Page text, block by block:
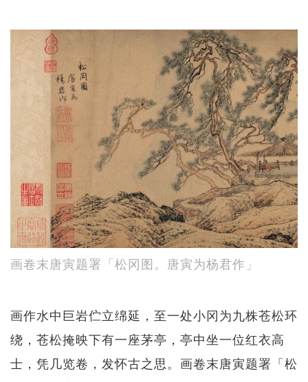
画卷末唐寅题署「松冈图。唐寅为杨君作」
画作水中巨岩伫立绵延，至一处小冈为九株苍松环
绕，苍松掩映下有一座茅亭，亭中坐一位红衣高
士，凭几览卷，发怀古之思。画卷末唐寅题署「松